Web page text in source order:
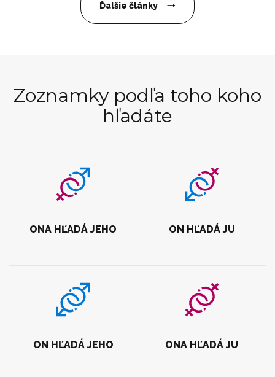
Ďalšie články
Zoznamky podľa toho koho
hľadáte
ONA HĽADÁ JEHO ON HĽADÁ JU
ON HĽADÁ JEHO ONA HĽADÁ JU